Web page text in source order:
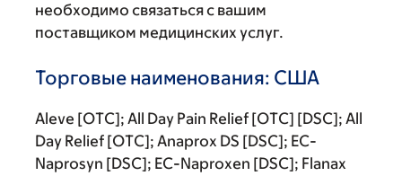
необходимо связаться с вашим
поставщиком медицинских услуг.
Торговые наименования: США
Aleve [OTC]; All Day Pain Relief [OTC] [DSC]; All
Day Relief [OTC]; Anaprox DS [DSC]; EC-
Naprosyn [DSC]; EC-Naproxen [DSC]; Flanax